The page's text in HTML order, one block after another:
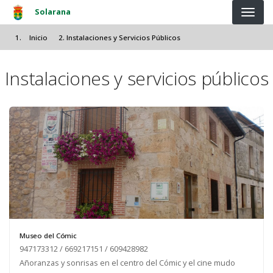
Pasar al contenido principal
Solarana
Inicio Instalaciones y Servicios Públicos
Instalaciones y servicios públicos
Museo del Cómic
947173312 / 669217151 / 609428982
Añoranzas y sonrisas en el centro del Cómic y el cine mudo